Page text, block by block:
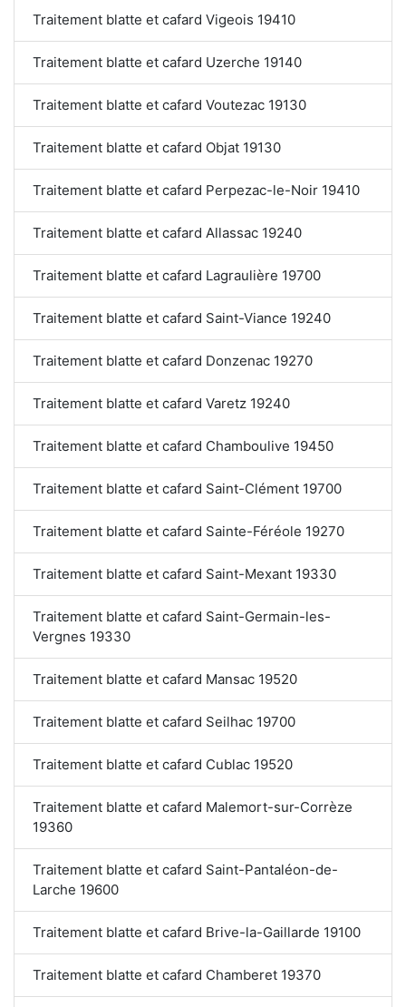
Traitement blatte et cafard Vigeois 19410
Traitement blatte et cafard Uzerche 19140
Traitement blatte et cafard Voutezac 19130
Traitement blatte et cafard Objat 19130
Traitement blatte et cafard Perpezac-le-Noir 19410
Traitement blatte et cafard Allassac 19240
Traitement blatte et cafard Lagraulière 19700
Traitement blatte et cafard Saint-Viance 19240
Traitement blatte et cafard Donzenac 19270
Traitement blatte et cafard Varetz 19240
Traitement blatte et cafard Chamboulive 19450
Traitement blatte et cafard Saint-Clément 19700
Traitement blatte et cafard Sainte-Féréole 19270
Traitement blatte et cafard Saint-Mexant 19330
Traitement blatte et cafard Saint-Germain-les-
Vergnes 19330
Traitement blatte et cafard Mansac 19520
Traitement blatte et cafard Seilhac 19700
Traitement blatte et cafard Cublac 19520
Traitement blatte et cafard Malemort-sur-Corrèze
19360
Traitement blatte et cafard Saint-Pantaléon-de-
Larche 19600
Traitement blatte et cafard Brive-la-Gaillarde 19100
Traitement blatte et cafard Chamberet 19370